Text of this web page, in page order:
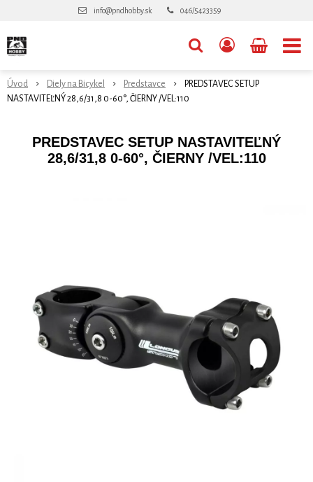
info@pndhobby.sk 046/5423359
Úvod Diely na Bicykel Predstavce
PREDSTAVEC SETUP
NASTAVITEĽNÝ 28,6/31,8 0-60°, ČIERNY /VEL:110
PREDSTAVEC SETUP NASTAVITEĽNÝ
28,6/31,8 0-60°, ČIERNY /VEL:110